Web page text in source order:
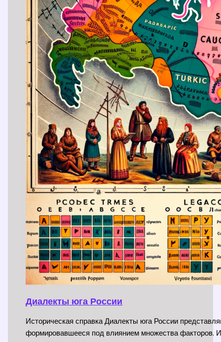
Диалекты юга России
Историческая справка Диалекты юга России
формировавшееся под влиянием множества факторов.